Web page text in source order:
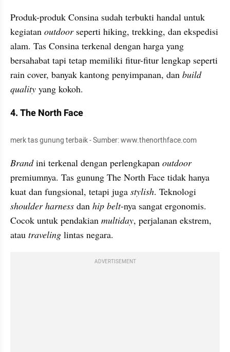
Produk-produk Consina sudah terbukti handal untuk
kegiatan outdoor seperti hiking, trekking, dan ekspedisi
alam. Tas Consina terkenal dengan harga yang
bersahabat tapi tetap memiliki fitur-fitur lengkap seperti
rain cover, banyak kantong penyimpanan, dan build
quality yang kokoh.
4. The North Face
merk tas gunung terbaik - Sumber: www.thenorthface.com
Brand ini terkenal dengan perlengkapan outdoor
premiumnya. Tas gunung The North Face tidak hanya
kuat dan fungsional, tetapi juga stylish. Teknologi
shoulder harness dan hip belt-nya sangat ergonomis.
Cocok untuk pendakian multiday, perjalanan ekstrem,
atau traveling lintas negara.
ADVERTISEMENT